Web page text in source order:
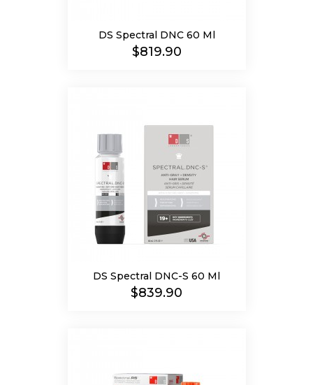
DS Spectral DNC 60 Ml
Precio
$819.90
DS Spectral DNC-S 60 Ml
Precio
$839.90